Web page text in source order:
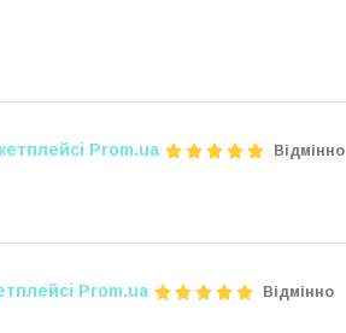
Prom.ua Відмінно
Prom.ua Відмінно